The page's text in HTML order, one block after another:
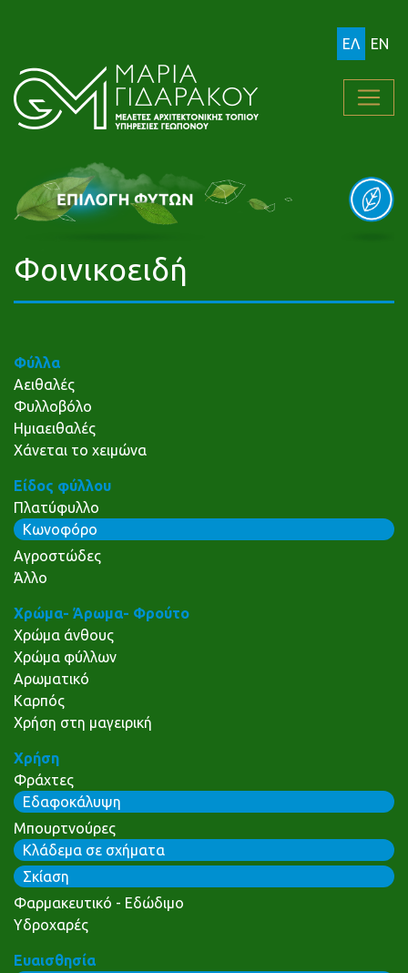
ΕΛ EN
Φοινικοειδή
Φύλλα
Αειθαλές
Φυλλοβόλο
Ημιαειθαλές
Χάνεται το χειμώνα
Είδος φύλλου
Πλατύφυλλο
Κωνοφόρο
Αγροστώδες
Άλλο
Χρώμα- Άρωμα- Φρούτο
Χρώμα άνθους
Χρώμα φύλλων
Αρωματικό
Καρπός
Χρήση στη μαγειρική
Χρήση
Φράχτες
Εδαφοκάλυψη
Μπουρτνούρες
Κλάδεμα σε σχήματα
Σκίαση
Φαρμακευτικό - Εδώδιμο
Υδροχαρές
Ευαισθησία